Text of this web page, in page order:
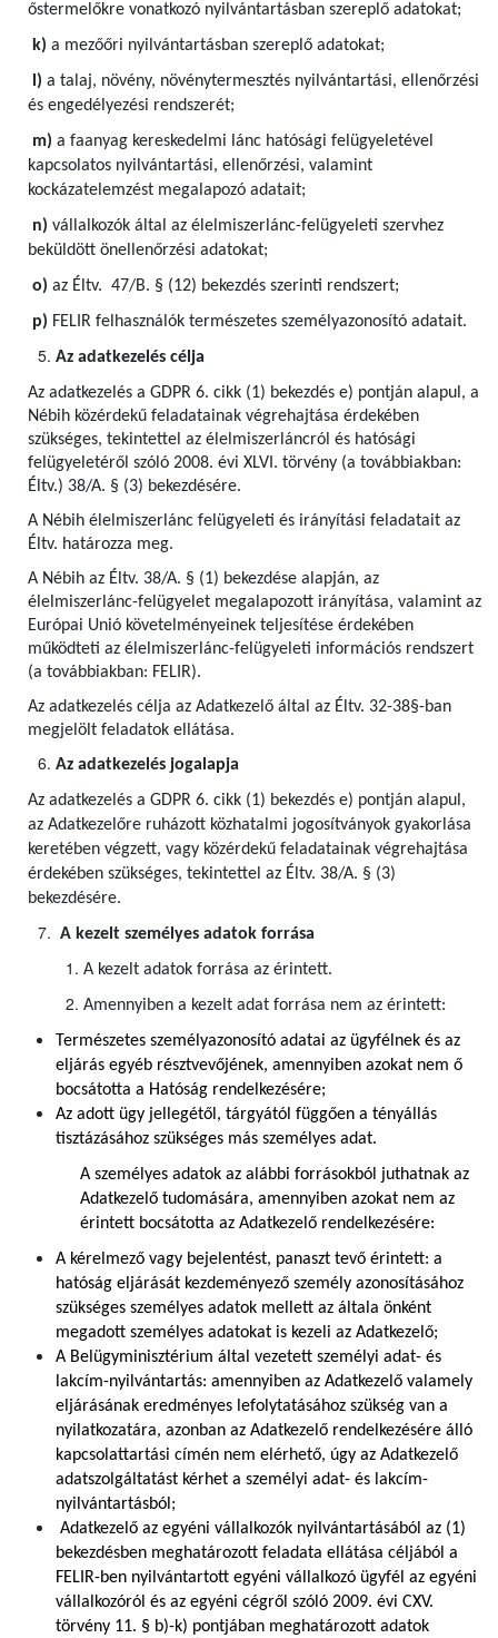
őstermelőkre vonatkozó nyilvántartásban szereplő adatokat;
k) a mezőőri nyilvántartásban szereplő adatokat;
l) a talaj, növény, növénytermesztés nyilvántartási, ellenőrzési
és engedélyezési rendszerét;
m) a faanyag kereskedelmi lánc hatósági felügyeletével
kapcsolatos nyilvántartási, ellenőrzési, valamint
kockázatelemzést megalapozó adatait;
n) vállalkozók által az élelmiszerlánc-felügyeleti szervhez
beküldött önellenőrzési adatokat;
o) az Éltv. 47/B. § (12) bekezdés szerinti rendszert;
p) FELIR felhasználók természetes személyazonosító adatait.
Az adatkezelés célja
Az adatkezelés a GDPR 6. cikk (1) bekezdés e) pontján alapul, a
Nébih közérdekű feladatainak végrehajtása érdekében
szükséges, tekintettel az élelmiszerláncról és hatósági
felügyeletéről szóló 2008. évi XLVI. törvény (a továbbiakban:
Éltv.) 38/A. § (3) bekezdésére.
A Nébih élelmiszerlánc felügyeleti és irányítási feladatait az
Éltv. határozza meg.
A Nébih az Éltv. 38/A. § (1) bekezdése alapján, az
élelmiszerlánc-felügyelet megalapozott irányítása, valamint az
Európai Unió követelményeinek teljesítése érdekében
működteti az élelmiszerlánc-felügyeleti információs rendszert
(a továbbiakban: FELIR).
Az adatkezelés célja az Adatkezelő által az Éltv. 32-38§-ban
megjelölt feladatok ellátása.
Az adatkezelés jogalapja
Az adatkezelés a GDPR 6. cikk (1) bekezdés e) pontján alapul,
az Adatkezelőre ruházott közhatalmi jogosítványok gyakorlása
keretében végzett, vagy közérdekű feladatainak végrehajtása
érdekében szükséges, tekintettel az Éltv. 38/A. § (3)
bekezdésére.
A kezelt személyes adatok forrása
A kezelt adatok forrása az érintett.
Amennyiben a kezelt adat forrása nem az érintett:
Természetes személyazonosító adatai az ügyfélnek és az
eljárás egyéb résztvevőjének, amennyiben azokat nem ő
bocsátotta a Hatóság rendelkezésére;
Az adott ügy jellegétől, tárgyától függően a tényállás
tisztázásához szükséges más személyes adat.
A személyes adatok az alábbi forrásokból juthatnak az
Adatkezelő tudomására, amennyiben azokat nem az
érintett bocsátotta az Adatkezelő rendelkezésére:
A kérelmező vagy bejelentést, panaszt tevő érintett: a
hatóság eljárását kezdeményező személy azonosításához
szükséges személyes adatok mellett az általa önként
megadott személyes adatokat is kezeli az Adatkezelő;
A Belügyminisztérium által vezetett személyi adat- és
lakcím-nyilvántartás: amennyiben az Adatkezelő valamely
eljárásának eredményes lefolytatásához szükség van a
nyilatkozatára, azonban az Adatkezelő rendelkezésére álló
kapcsolattartási címén nem elérhető, úgy az Adatkezelő
adatszolgáltatást kérhet a személyi adat- és lakcím-
nyilvántartásból;
Adatkezelő az egyéni vállalkozók nyilvántartásából az (1)
bekezdésben meghatározott feladata ellátása céljából a
FELIR-ben nyilvántartott egyéni vállalkozó ügyfél az egyéni
vállalkozóról és az egyéni cégről szóló 2009. évi CXV.
törvény 11. § b)-k) pontjában meghatározott adatok